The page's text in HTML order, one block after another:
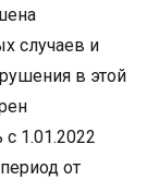
случаев и
в этой
с 1.01.2022
от